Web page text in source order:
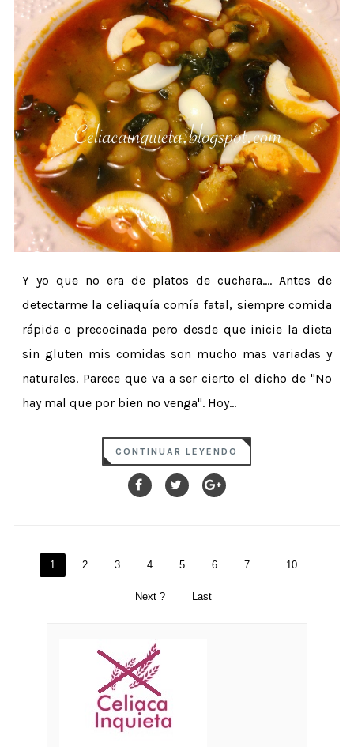
Y yo que no era de platos de cuchara.... Antes de
detectarme la celiaquía comía fatal, siempre comida
rápida o precocinada pero desde que inicie la dieta
sin gluten mis comidas son mucho mas variadas y
naturales. Parece que va a ser cierto el dicho de "No
hay mal que por bien no venga". Hoy...
CONTINUAR LEYENDO
1 2 3 4 5 6 7 ... 10
Next ? Last